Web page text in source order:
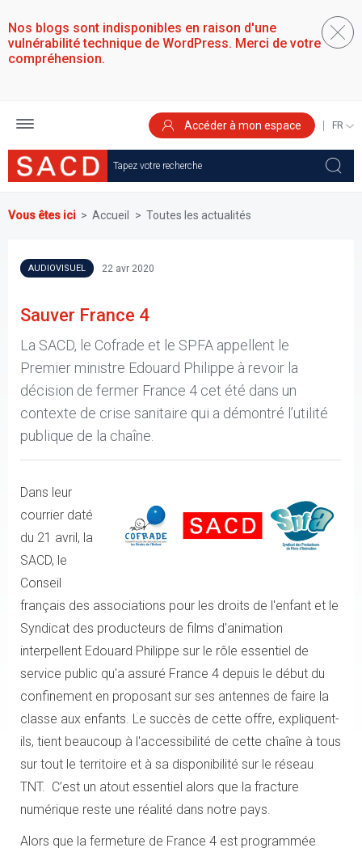
au
contenu
principal
Nos blogs sont indisponibles en raison d'une
vulnérabilité technique de WordPress. Merci de votre
compréhension.
Accéder à mon espace
YOUR
Vous êtes ici Accueil Toutes les actualités
AUDIOVISUEL 22 avr 2020
Sauver France 4
La SACD, le Cofrade et le SPFA appellent le
Premier ministre Edouard Philippe à revoir la
décision de fermer France 4 cet été dans un
contexte de crise sanitaire qui a démontré l’utilité
publique de la chaîne.
Dans leur
courrier daté
du 21 avril, la
SACD, le
Conseil
français des associations pour les droits de l'enfant et le
Syndicat des producteurs de films d'animation
interpellent Edouard Philippe sur le rôle essentiel de
service public qu'a assuré France 4 depuis le début du
confinement en proposant sur ses antennes de faire la
classe aux enfants. Le succès de cette offre, expliquent-
ils, tient beaucoup à l'accessibilité de cette chaîne à tous
sur tout le territoire et à sa disponibilité sur le réseau
TNT. C’est un atout essentiel alors que la fracture
numérique reste une réalité dans notre pays.
Alors que la fermeture de France 4 est programmée